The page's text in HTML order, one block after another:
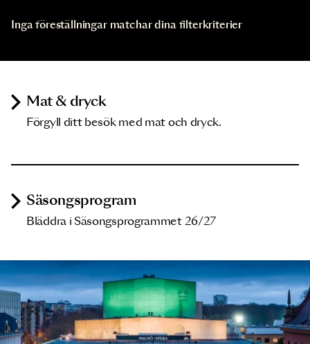
Inga föreställningar matchar dina filterkriterier
Mat & dryck
Förgyll ditt besök med mat och dryck.
Säsongsprogram
Bläddra i Säsongsprogrammet 26/27